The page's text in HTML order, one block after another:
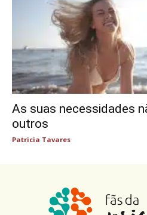
As suas necessidades
outros
Patricia Tavares